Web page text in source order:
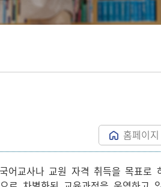
홈페이지
어교사나 교원 자격 취득을 목표로